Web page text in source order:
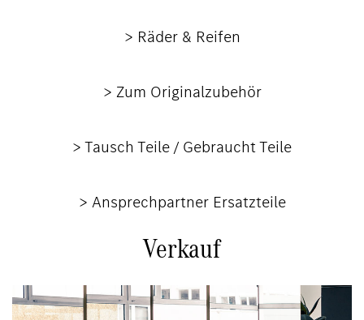
> Räder & Reifen
> Zum Originalzubehör
> Tausch Teile / Gebraucht Teile
> Ansprechpartner Ersatzteile
Verkauf